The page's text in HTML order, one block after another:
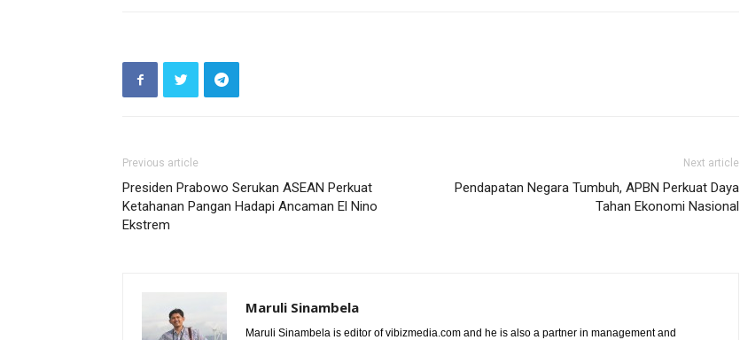
Previous article
Presiden Prabowo Serukan ASEAN Perkuat
Ketahanan Pangan Hadapi Ancaman El Nino
Ekstrem
Next article
Pendapatan Negara Tumbuh, APBN Perkuat Daya
Tahan Ekonomi Nasional
Maruli Sinambela
Maruli Sinambela is editor of vibizmedia.com and he is also a partner in management and